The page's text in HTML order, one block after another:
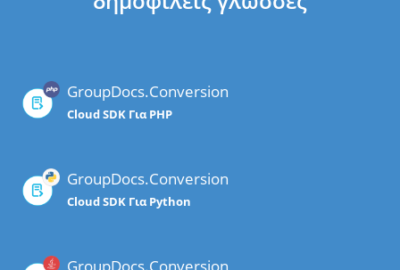
GroupDocs.Conversion
Cloud SDK Για PHP
GroupDocs.Conversion
Cloud SDK Για Python